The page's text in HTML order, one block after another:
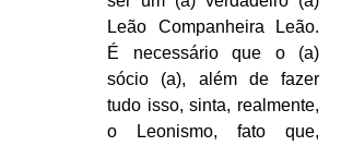
Leão Companheira Leão.
É necessário que o (a)
sócio (a), além de fazer
tudo isso, sinta, realmente,
o Leonismo, fato que,